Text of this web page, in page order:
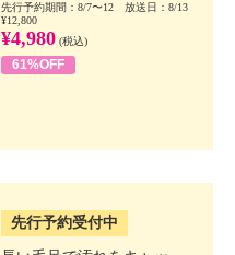
先行予約期間：8/7〜12 放送日：8/13
¥12,800
¥4,980 (税込)
61%OFF
先行予約受付中